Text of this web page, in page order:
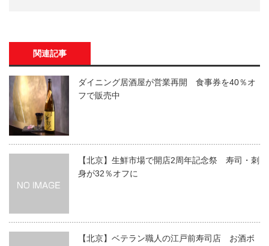
関連記事
ダイニング居酒屋が営業再開 食事券を40％オ
フで販売中
【北京】生鮮市場で開店2周年記念祭 寿司・刺
身が32％オフに
【北京】ベテラン職人の江戸前寿司店 お酒ボ